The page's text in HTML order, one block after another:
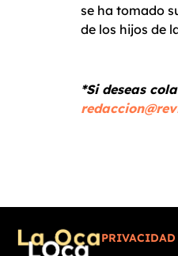
se ha tomado
de los hijos de
*Si deseas
PRIVACIDAD